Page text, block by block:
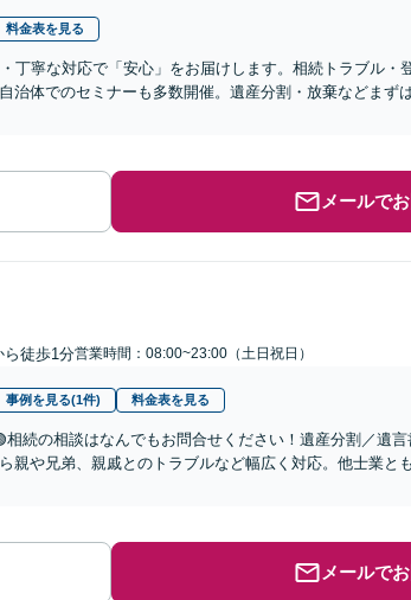
料金表を見る
丁寧な対応で「安心」をお届けします。相続トラブル
治体でのセミナーも多数開催。遺産分割・放棄などまず
メールで
ら徒歩1分営業時間：08:00~23:00（土日祝日）
事例を見る(1件) 料金表を見る
相続の相談はなんでもお問合せください！遺産分割／遺
親や兄弟、親戚とのトラブルなど幅広く対応。他士業と
メールで